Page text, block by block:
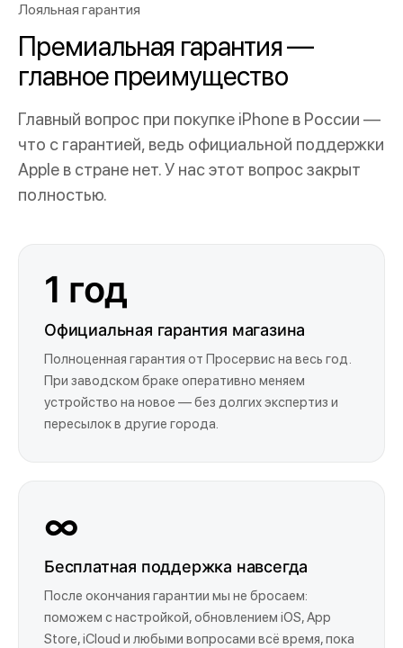
Лояльная гарантия
Премиальная гарантия —
главное преимущество
Главный вопрос при покупке iPhone в России —
что с гарантией, ведь официальной поддержки
Apple в стране нет. У нас этот вопрос закрыт
полностью.
1 год
Официальная гарантия магазина
Полноценная гарантия от Просервис на весь год.
При заводском браке оперативно меняем
устройство на новое — без долгих экспертиз и
пересылок в другие города.
∞
Бесплатная поддержка навсегда
После окончания гарантии мы не бросаем:
поможем с настройкой, обновлением iOS, App
Store, iCloud и любыми вопросами всё время, пока